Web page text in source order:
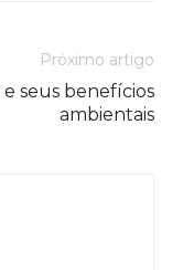
Próximo artigo
seus benefícios
ambientais